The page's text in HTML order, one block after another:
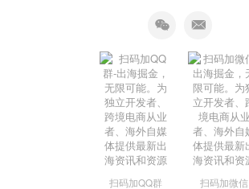
扫码加QQ群 扫码加微信